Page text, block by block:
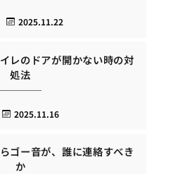
2025.11.22
レのドアが開かない時の対
処法
2025.11.16
ゴー音が、誰に連絡すべき
か